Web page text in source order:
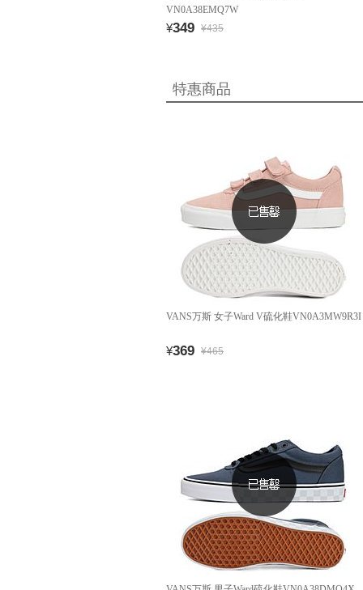
VN0A38EMQ7W
¥349 ¥435
特惠商品
VANS万斯 女子Ward V硫化鞋VN0A3MW9R3I
¥369 ¥465